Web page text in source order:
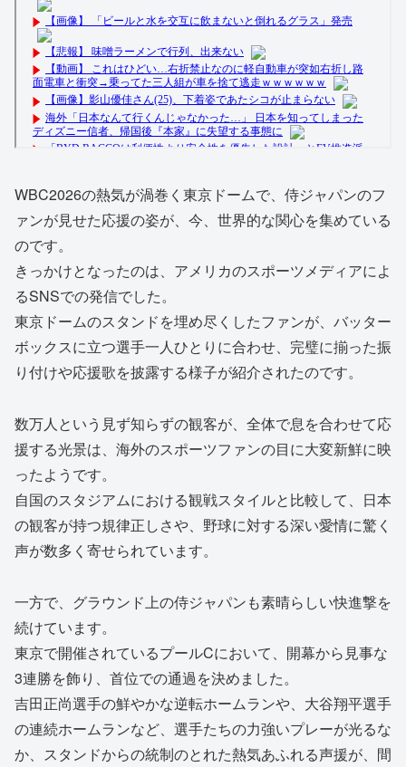
WBC2026の熱気が渦巻く東京ドームで、侍ジャパンのフ
ァンが見せた応援の姿が、今、世界的な関心を集めている
のです。
きっかけとなったのは、アメリカのスポーツメディアによ
るSNSでの発信でした。
東京ドームのスタンドを埋め尽くしたファンが、バッター
ボックスに立つ選手一人ひとりに合わせ、完璧に揃った振
り付けや応援歌を披露する様子が紹介されたのです。
数万人という見ず知らずの観客が、全体で息を合わせて応
援する光景は、海外のスポーツファンの目に大変新鮮に映
ったようです。
自国のスタジアムにおける観戦スタイルと比較して、日本
の観客が持つ規律正しさや、野球に対する深い愛情に驚く
声が数多く寄せられています。
一方で、グラウンド上の侍ジャパンも素晴らしい快進撃を
続けています。
東京で開催されているプールCにおいて、開幕から見事な
3連勝を飾り、首位での通過を決めました。
吉田正尚選手の鮮やかな逆転ホームランや、大谷翔平選手
の連続ホームランなど、選手たちの力強いプレーが光るな
か、スタンドからの統制のとれた熱気あふれる声援が、間